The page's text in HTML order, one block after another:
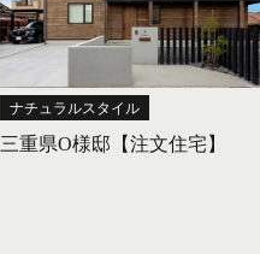
ナチュラルスタイル
三重県O様邸【注文住宅】